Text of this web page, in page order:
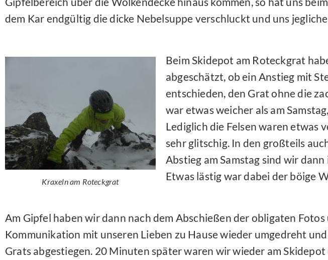
dem Kar endgültig die dicke Nebelsuppe verschluckt und uns
Kraxeln am Roteckgrat
Beim Skidepot am Roteckgrat
abgeschätzt, ob ein Anstieg mit
entschieden, den Grat ohne die
war etwas weicher als am
Lediglich die Felsen waren etwas
sehr glitschig. In den großteils
Abstieg am Samstag sind wir
Etwas lästig war dabei der böige
Am Gipfel haben wir dann nach dem Abschießen der obligaten Fotos
Kommunikation mit unseren Lieben zu Hause wieder umgedreht
Grats abgestiegen. 20 Minuten später waren wir wieder am